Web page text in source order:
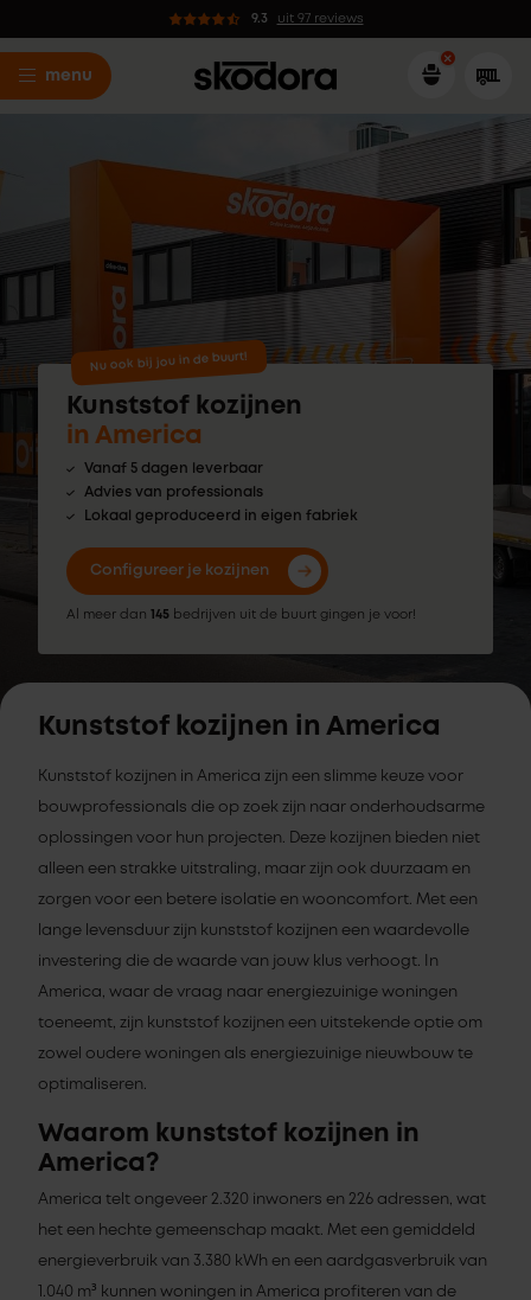
9.3 uit 97 reviews
menu
Nu ook bij jou in de buurt!
Kunststof kozijnen
in America
Vanaf 5 dagen leverbaar
Advies van professionals
Lokaal geproduceerd in eigen fabriek
Configureer je kozijnen
Al meer dan 145 bedrijven uit de buurt gingen je voor!
Kunststof kozijnen in America
Kunststof kozijnen in America zijn een slimme keuze voor
bouwprofessionals die op zoek zijn naar onderhoudsarme
oplossingen voor hun projecten. Deze kozijnen bieden niet
alleen een strakke uitstraling, maar zijn ook duurzaam en
zorgen voor een betere isolatie en wooncomfort. Met een
lange levensduur zijn kunststof kozijnen een waardevolle
investering die de waarde van jouw klus verhoogt. In
America, waar de vraag naar energiezuinige woningen
toeneemt, zijn kunststof kozijnen een uitstekende optie om
zowel oudere woningen als energiezuinige nieuwbouw te
optimaliseren.
Waarom kunststof kozijnen in
America?
America telt ongeveer 2.320 inwoners en 226 adressen, wat
het een hechte gemeenschap maakt. Met een gemiddeld
energieverbruik van 3.380 kWh en een aardgasverbruik van
1.040 m³ kunnen woningen in America profiteren van de